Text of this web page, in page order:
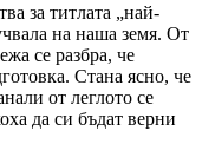
за титлата „най-
на наша земя. От
се разбра, че
Стана ясно, че
от леглото се
да си бъдат верни